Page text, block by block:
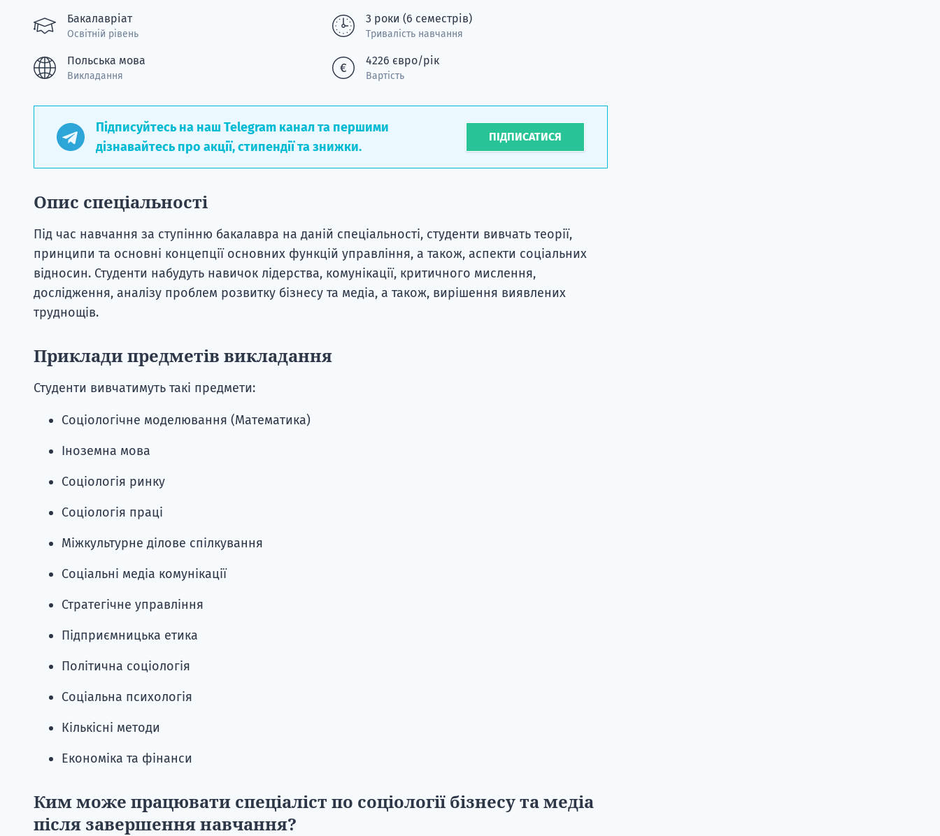
Бакалавріат
Освітній рівень
3 роки (6 семестрів)
Тривалість навчання
Польська мова
Викладання
4226 євро/рік
Вартість
Підписуйтесь на наш Telegram канал та першими
дізнавайтесь про акції, стипендії та знижки.
ПІДПИСАТИСЯ
Опис спеціальності
Під час навчання за ступінню бакалавра на даній спеціальності, студенти вивчать теорії,
принципи та основні концепції основних функцій управління, а також, аспекти соціальних
відносин. Студенти набудуть навичок лідерства, комунікації, критичного мислення,
дослідження, аналізу проблем розвитку бізнесу та медіа, а також, вирішення виявлених
труднощів.
Приклади предметів викладання
Студенти вивчатимуть такі предмети:
Соціологічне моделювання (Математика)
Іноземна мова
Соціологія ринку
Соціологія праці
Міжкультурне ділове спілкування
Соціальні медіа комунікації
Стратегічне управління
Підприємницька етика
Політична соціологія
Соціальна психологія
Кількісні методи
Економіка та фінанси
Ким може працювати спеціаліст по соціології бізнесу та медіа
після завершення навчання?